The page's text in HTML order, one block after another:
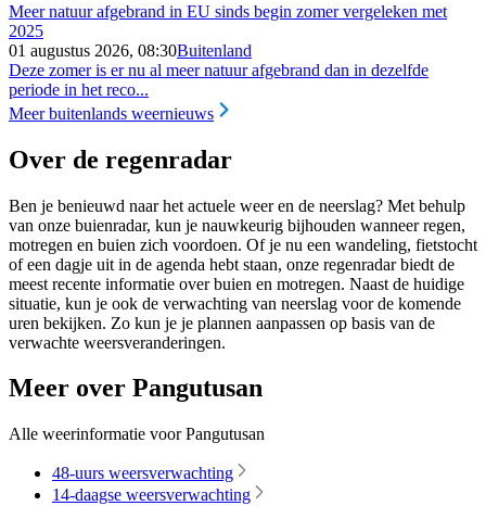
Meer natuur afgebrand in EU sinds begin zomer vergeleken met
2025
01 augustus 2026, 08:30Buitenland
Deze zomer is er nu al meer natuur afgebrand dan in dezelfde
periode in het reco...
Meer buitenlands weernieuws
Over de regenradar
Ben je benieuwd naar het actuele weer en de neerslag? Met behulp
van onze buienradar, kun je nauwkeurig bijhouden wanneer regen,
motregen en buien zich voordoen. Of je nu een wandeling, fietstocht
of een dagje uit in de agenda hebt staan, onze regenradar biedt de
meest recente informatie over buien en motregen. Naast de huidige
situatie, kun je ook de verwachting van neerslag voor de komende
uren bekijken. Zo kun je je plannen aanpassen op basis van de
verwachte weersveranderingen.
Meer over Pangutusan
Alle weerinformatie voor Pangutusan
48-uurs weersverwachting
14-daagse weersverwachting